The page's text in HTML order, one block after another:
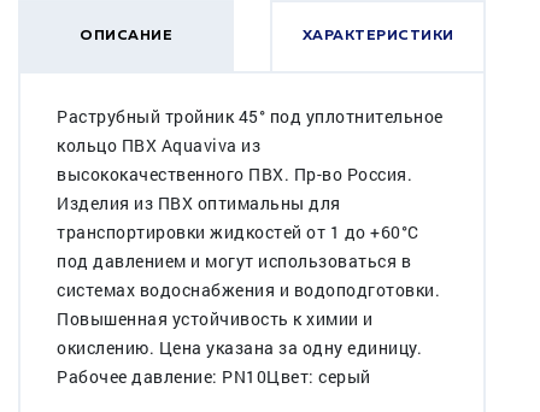
ОПИСАНИЕ ХАРАКТЕРИСТИКИ
Раструбный тройник 45° под уплотнительное
кольцо ПВХ Aquaviva из
высококачественного ПВХ. Пр-во Россия.
Изделия из ПВХ оптимальны для
транспортировки жидкостей от 1 до +60°C
под давлением и могут использоваться в
системах водоснабжения и водоподготовки.
Повышенная устойчивость к химии и
окислению. Цена указана за одну единицу.
Рабочее давление: PN10Цвет: серый